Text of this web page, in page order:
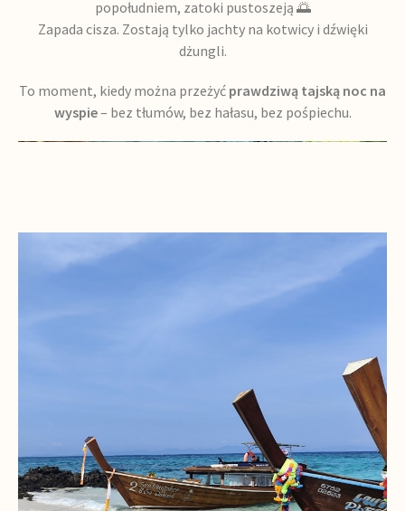
popołudniem, zatoki pustoszeją 🌅
Zapada cisza. Zostają tylko jachty na kotwicy i dźwięki
dżungli.
To moment, kiedy można przeżyć prawdziwą tajską noc na
wyspie– bez tłumów, bez hałasu, bez pośpiechu.